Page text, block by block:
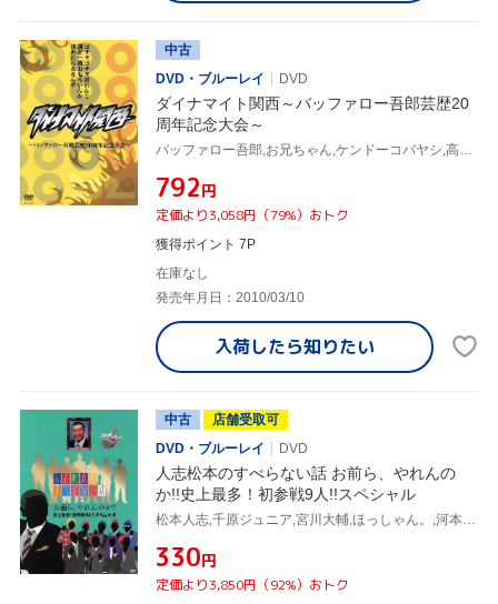
中古
DVD・ブルーレイ
DVD
ダイナマイト関西～バッファロー吾郎芸歴20
周年記念大会～
バッファロー吾郎,お兄ちゃん,ケンドーコバヤシ,高橋邦彦,中山功太,ハチミツ二郎,兵動大樹,吉田大吾
¥792円
定価より3,058円（79%）おトク
獲得ポイント 7P
在庫なし
発売年月日：2010/03/10
入荷したら知りたい
中古
店舗受取可
DVD・ブルーレイ
DVD
人志松本のすべらない話 お前ら、やれんの
か!!史上最多！初参戦9人!!スペシャル
松本人志,千原ジュニア,宮川大輔,ほっしゃん。,河本準一,ケンドーコバヤシ,兵動大樹,小籔千豊
¥330円
定価より3,850円（92%）おトク